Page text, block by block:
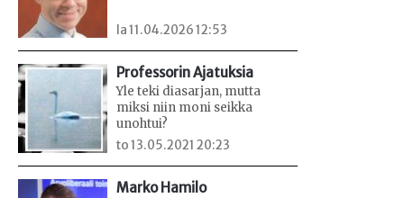
la 11.04.2026 12:53
Professorin Ajatuksia
Yle teki diasarjan, mutta
miksi niin moni seikka
unohtui?
to 13.05.2021 20:23
Marko Hamilo